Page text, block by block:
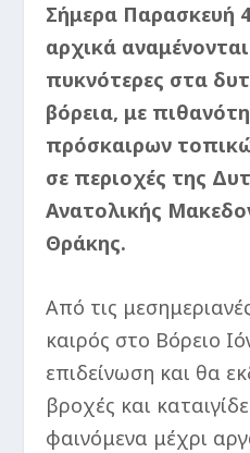
Σήμερα Παρασκευή
αρχικά
πυκνότερες στα
βόρεια, με
πρόσκαιρων
σε περιοχές της
Ανατολικής
Θράκης.
Από τις
καιρός στο Βόρειο
επιδείνωση και θα
βροχές και
φαινόμενα μέχρι